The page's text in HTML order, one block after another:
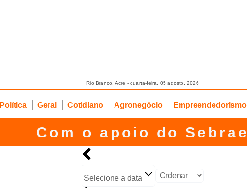
Rio Branco, Acre - quarta-feira, 05 agosto, 2026
Política Geral Cotidiano Agronegócio Empreendedorismo
Com o apoio do Sebrae
Selecione a data